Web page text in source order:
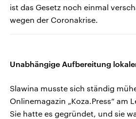
ist das Gesetz noch einmal
wegen der Coronakrise.
Unabhängige Aufbereitung
Slawina musste sich ständig
Onlinemagazin „Koza.Press“ am
Sie hatte es gegründet, und sie